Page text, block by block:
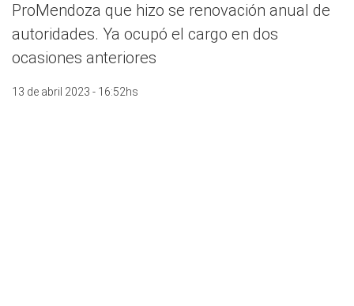
ProMendoza que hizo se renovación anual de
autoridades. Ya ocupó el cargo en dos
ocasiones anteriores
13 de abril 2023 - 16:52hs